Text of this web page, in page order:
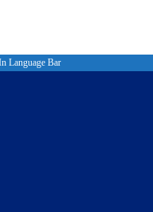
Language Bar